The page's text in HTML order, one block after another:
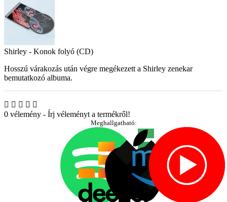
Shirley - Konok folyó (CD)
Hosszú várakozás után végre megékezett a Shirley zenekar
bemutatkozó albuma.
0 vélemény - Írj véleményt a termékről!
Meghallgatható: